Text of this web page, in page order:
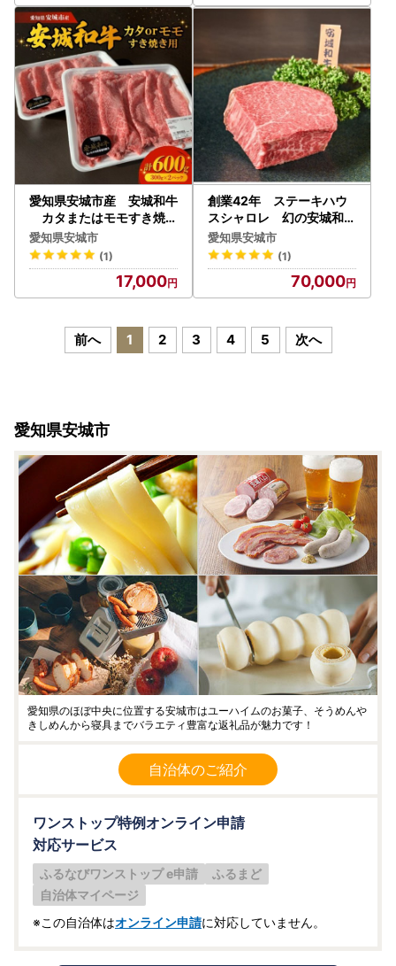
愛知県安城市産 安城和牛
カタまたはモモすき焼き
用 300g×2パック【配
送不可地域：離島】【114
1446】
愛知県安城市
(1)
17,000
創業42年 ステーキハウ
スシャロレ 幻の安城和牛
コース 食事券【148242
6】
愛知県安城市
(1)
70,000
前へ 1 2 3 4 5 次へ
愛知県安城市
愛知県のほぼ中央に位置する安城市はユーハイムのお菓子、そうめんや
きしめんから寝具までバラエティ豊富な返礼品が魅力です！
自治体のご紹介
ワンストップ特例オンライン申請
対応サービス
ふるなびワンストップ e申請
ふるまど
自治体マイページ
※この自治体はオンライン申請に対応していません。